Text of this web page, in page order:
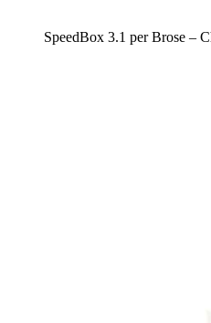
SpeedBox 3.1 per Brose –